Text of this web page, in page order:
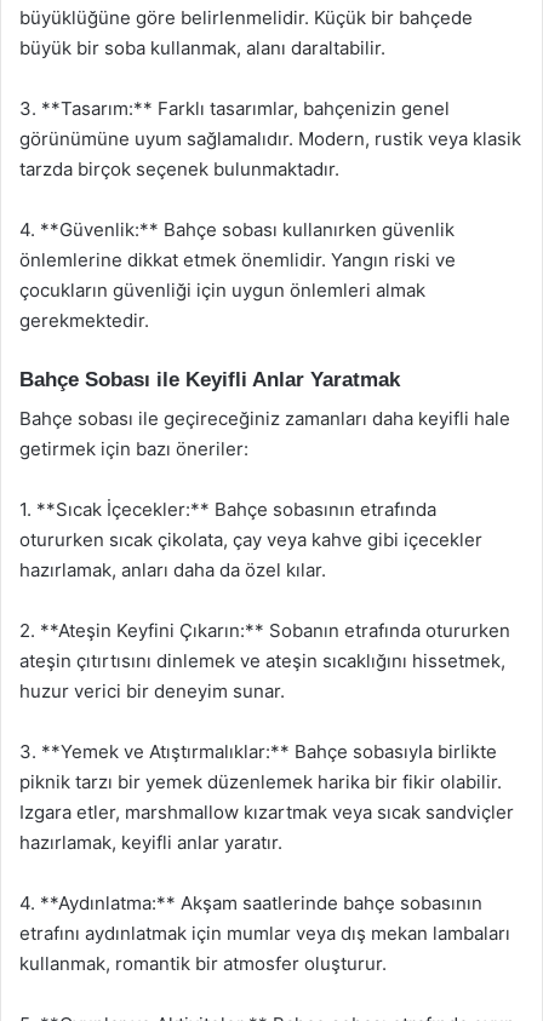
büyüklüğüne göre belirlenmelidir. Küçük bir bahçede
büyük bir soba kullanmak, alanı daraltabilir.
3. **Tasarım:** Farklı tasarımlar, bahçenizin genel
görünümüne uyum sağlamalıdır. Modern, rustik veya klasik
tarzda birçok seçenek bulunmaktadır.
4. **Güvenlik:** Bahçe sobası kullanırken güvenlik
önlemlerine dikkat etmek önemlidir. Yangın riski ve
çocukların güvenliği için uygun önlemleri almak
gerekmektedir.
Bahçe Sobası ile Keyifli Anlar Yaratmak
Bahçe sobası ile geçireceğiniz zamanları daha keyifli hale
getirmek için bazı öneriler:
1. **Sıcak İçecekler:** Bahçe sobasının etrafında
otururken sıcak çikolata, çay veya kahve gibi içecekler
hazırlamak, anları daha da özel kılar.
2. **Ateşin Keyfini Çıkarın:** Sobanın etrafında otururken
ateşin çıtırtısını dinlemek ve ateşin sıcaklığını hissetmek,
huzur verici bir deneyim sunar.
3. **Yemek ve Atıştırmalıklar:** Bahçe sobasıyla birlikte
piknik tarzı bir yemek düzenlemek harika bir fikir olabilir.
Izgara etler, marshmallow kızartmak veya sıcak sandviçler
hazırlamak, keyifli anlar yaratır.
4. **Aydınlatma:** Akşam saatlerinde bahçe sobasının
etrafını aydınlatmak için mumlar veya dış mekan lambaları
kullanmak, romantik bir atmosfer oluşturur.